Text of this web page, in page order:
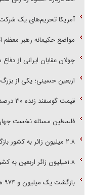
آمریکا تحریم‌های یک شرکت
مواضع حکیمانه رهبر معظم
جولان عقابان ایرانی از
اربعین حسینی؛ یکی از
قیمت گوسفند زنده ۳۰ درصد کاهش یافت؛ گوشت ارزان نشد
فلسطین مسئله نخست
۲.۸ میلیون زائر به کشور بازگشتند
۱.۸میلیون زائر اربعین به کشور بازگشتند
بازگشت یک میلیون و ۹۷۴ هزار زائر اربعین به کشور